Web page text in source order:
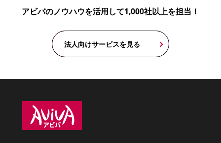
アビバのノウハウを活用して1,000社以上を担当！
法人向けサービスを見る